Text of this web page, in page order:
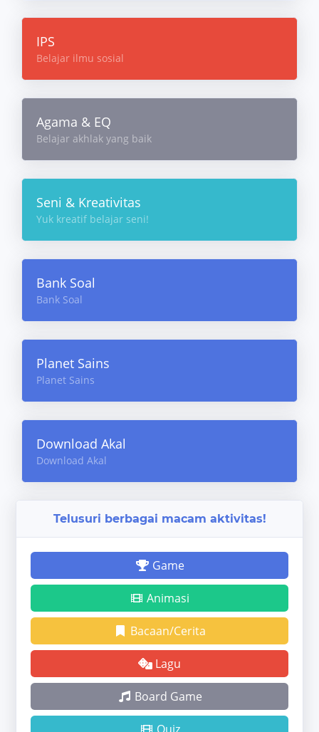
IPS
Belajar ilmu sosial
Agama & EQ
Belajar akhlak yang baik
Seni & Kreativitas
Yuk kreatif belajar seni!
Bank Soal
Bank Soal
Planet Sains
Planet Sains
Download Akal
Download Akal
Telusuri berbagai macam aktivitas!
Game
Animasi
Bacaan/Cerita
Lagu
Board Game